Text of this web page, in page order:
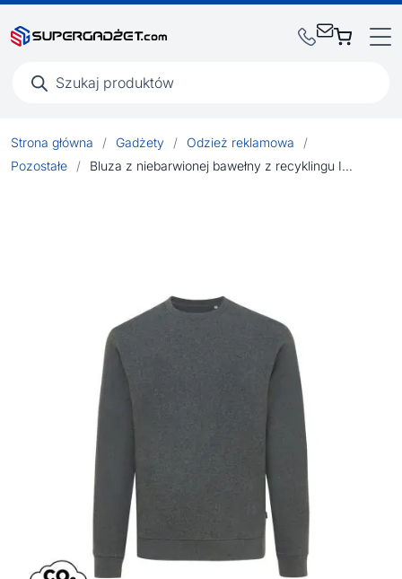
produktów
Strona główna / Gadżety / Odzież reklamowa
/
Pozostałe
/ Bluza z niebarwionej bawełny z recyklingu Iqoniq Denali